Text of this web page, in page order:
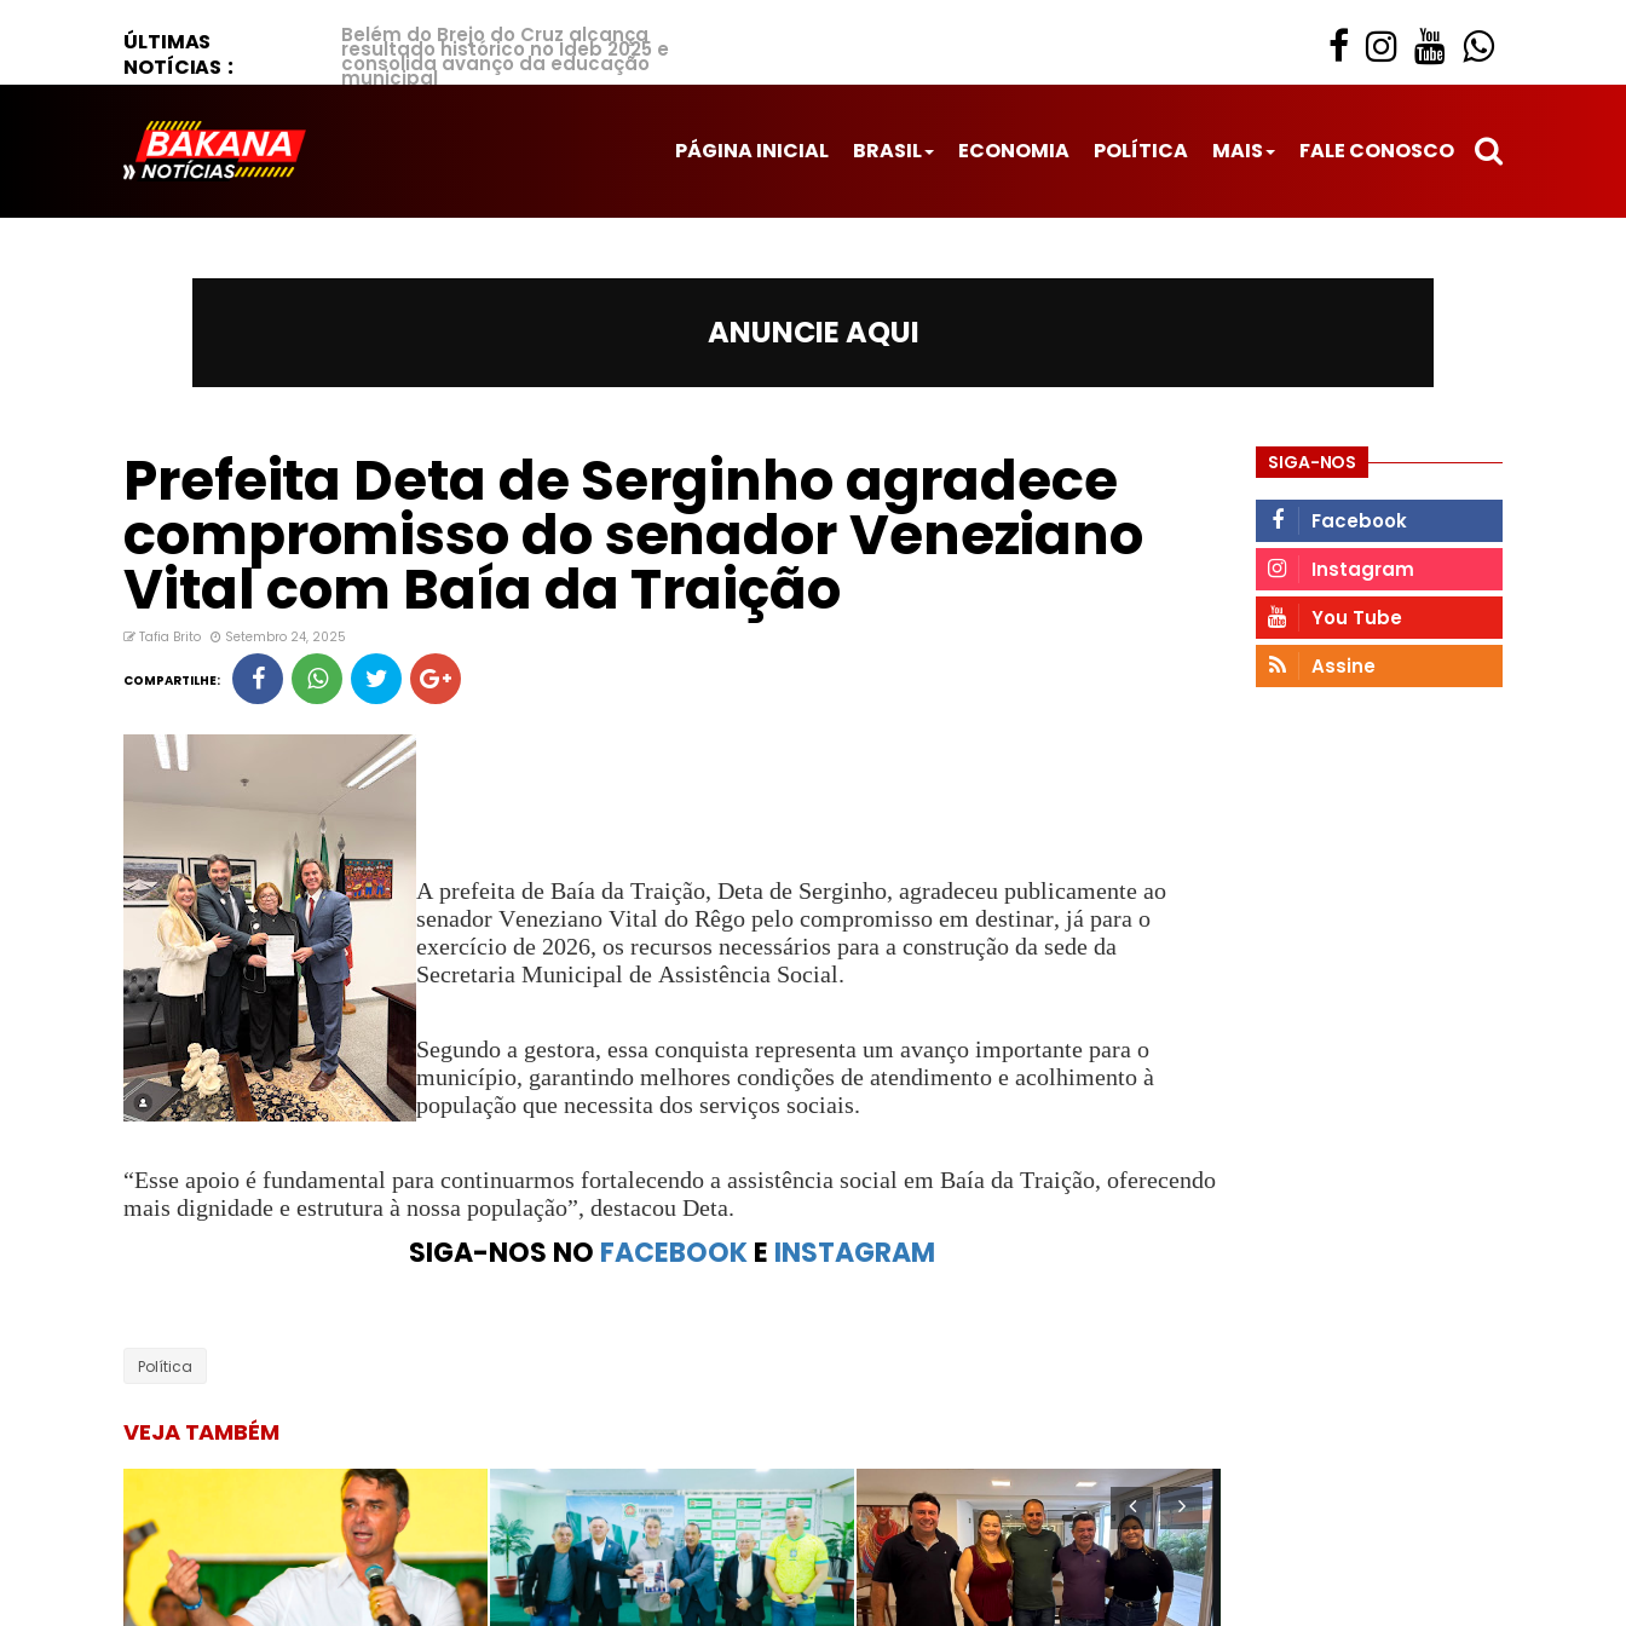
ÚLTIMAS
NOTÍCIAS
Belém do Brejo do Cruz alcança
resultado histórico no Ideb 2025 e
consolida avanço da educação
municipal
PÁGINA INICIAL BRASIL ECONOMIA POLÍTICA MAIS FALE CONOSCO
ANUNCIE AQUI
Prefeita Deta de Serginho agradece
compromisso do senador Veneziano
Vital com Baía da Traição
Tafia Brito Setembro 24, 2025
COMPARTILHE:
A prefeita de Baía da Traição, Deta de Serginho, agradeceu publicamente ao
senador Veneziano Vital do Rêgo pelo compromisso em destinar, já para o
exercício de 2026, os recursos necessários para a construção da sede da
Secretaria Municipal de Assistência Social.
Segundo a gestora, essa conquista representa um avanço importante para o
município, garantindo melhores condições de atendimento e acolhimento à
população que necessita dos serviços sociais.
“Esse apoio é fundamental para continuarmos fortalecendo a assistência social em Baía da Traição, oferecendo
mais dignidade e estrutura à nossa população”, destacou Deta.
SIGA-NOS NO FACEBOOKE INSTAGRAM
Política
VEJA TAMBÉM
SIGA-NOS
Facebook
Instagram
You Tube
Assine